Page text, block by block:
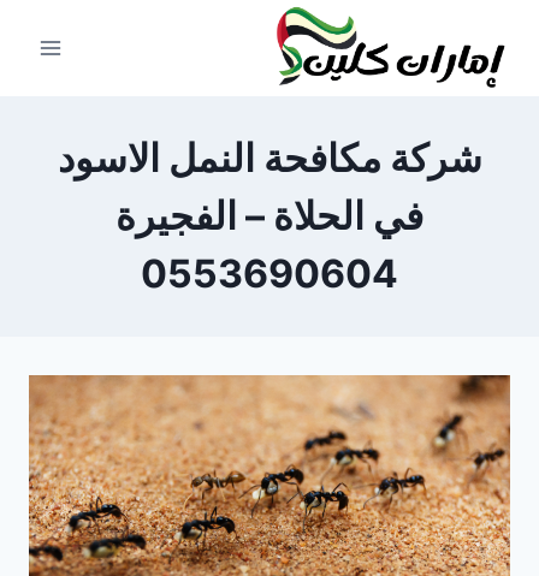
المحتوى
شركة مكافحة النمل الاسود
في الحلاة – الفجيرة
0553690604